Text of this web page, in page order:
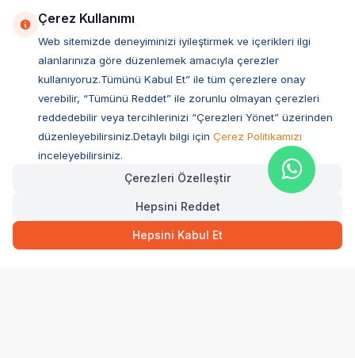
71,70 Hızlı Teslimat
SEPETE EKLE
Müşteri Hizmetleri
Sıkça Sorulan Sorular
Ovacık Mah. Hacıoğlu Sok. No:13 Başiskele / KOCAELİ
Müşteri Destek Hattı
Çerez Kullanımı
Web sitemizde deneyiminizi iyileştirmek ve içerikleri ilgi
alanlarınıza göre düzenlemek amacıyla çerezler
kullanıyoruz.Tümünü Kabul Et” ile tüm çerezlere onay
verebilir, “Tümünü Reddet” ile zorunlu olmayan çerezleri
reddedebilir veya tercihlerinizi “Çerezleri Yönet” üzerinden
düzenleyebilirsiniz.Detaylı bilgi için Çerez Politikamızı
inceleyebilirsiniz.
Çerezleri Özelleştir
Hepsini Reddet
Hepsini Kabul Et